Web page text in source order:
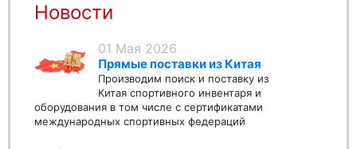
Новости
01 Мая 2026
Прямые поставки из Китая
Производим поиск и поставку из
Китая спортивного инвентаря и
оборудования в том числе с сертификатами
международных спортивных федераций